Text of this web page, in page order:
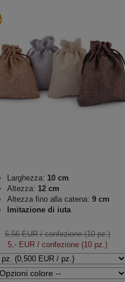
Larghezza: 10 cm
Altezza: 12 cm
Altezza fino alla catena: 9 cm
Imitazione di iuta
5,56 EUR/ confezione (10 pz.)
5,- EUR/ confezione (10 pz.)